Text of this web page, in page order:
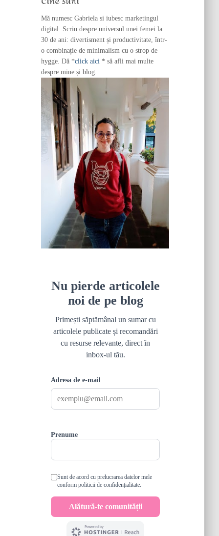
o
Mă numesc Gabriela si iubesc marketingul
digital. Scriu despre universul unei femei la
30 de ani: divertisment și productivitate, într-
o combinație de minimalism cu o strop de
hygge. Dă *click aici * să afli mai multe
despre mine și blog.